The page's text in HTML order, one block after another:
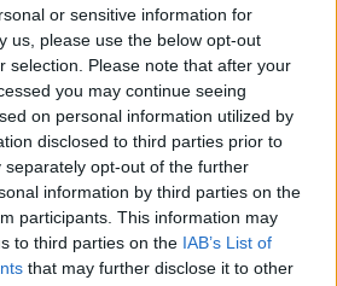
or sensitive information for
us, please use the below opt-out
selection. Please note that after your
you may continue seeing
on personal information utilized by
disclosed to third parties prior to
separately opt-out of the further
information by third parties on the
participants. This information may
to third parties on the IAB’s List of
that may further disclose it to other
skelbia gerą žinią ir
festivalio „Vilnius Mama
atvers duris į visus